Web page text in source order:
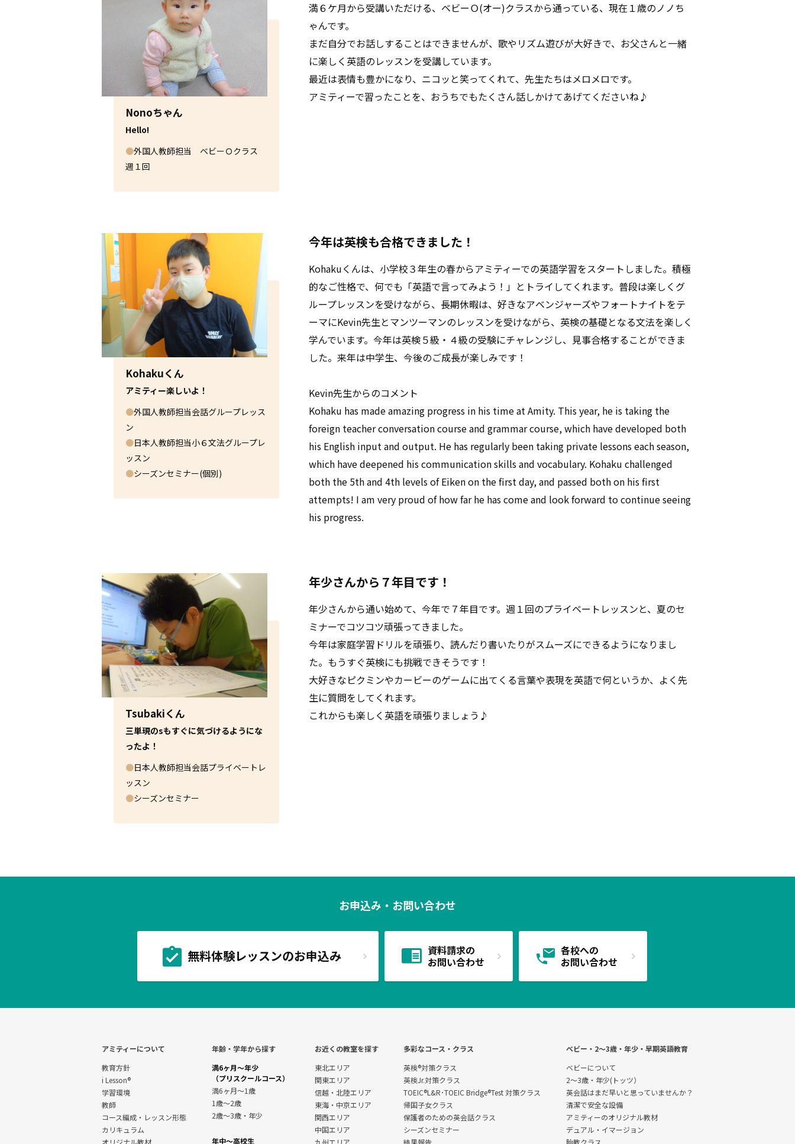
Nonoちゃん
Hello!
●外国人教師担当 ベビーＯクラス
週１回
満６ケ月から受講いただける、ベビーＯ(オー)クラスから通っている、現在１歳のノノち
ゃんです。
まだ自分でお話しすることはできませんが、歌やリズム遊びが大好きで、お父さんと一緒
に楽しく英語のレッスンを受講しています。
最近は表情も豊かになり、ニコッと笑ってくれて、先生たちはメロメロです。
アミティーで習ったことを、おうちでもたくさん話しかけてあげてくださいね♪
Kohakuくん
アミティー楽しいよ！
●外国人教師担当会話グループレッス
ン
●日本人教師担当小６文法グループレ
ッスン
●シーズンセミナー(個別)
今年は英検も合格できました！
Kohakuくんは、小学校３年生の春からアミティーでの英語学習をスタートしました。積極
的なご性格で、何でも「英語で言ってみよう！」とトライしてくれます。普段は楽しくグ
ループレッスンを受けながら、長期休暇は、好きなアベンジャーズやフォートナイトをテ
ーマにKevin先生とマンツーマンのレッスンを受けながら、英検の基礎となる文法を楽しく
学んでいます。今年は英検５級・４級の受験にチャレンジし、見事合格することができま
した。来年は中学生、今後のご成長が楽しみです！
Kevin先生からのコメント
Kohaku has made amazing progress in his time at Amity. This year, he is taking the
foreign teacher conversation course and grammar course, which have developed both
his English input and output. He has regularly been taking private lessons each season,
which have deepened his communication skills and vocabulary. Kohaku challenged
both the 5th and 4th levels of Eiken on the first day, and passed both on his first
attempts! I am very proud of how far he has come and look forward to continue seeing
his progress.
Tsubakiくん
三単現のsもすぐに気づけるようにな
ったよ！
●日本人教師担当会話プライベートレ
ッスン
●シーズンセミナー
年少さんから７年目です！
年少さんから通い始めて、今年で７年目です。週１回のプライベートレッスンと、夏のセ
ミナーでコツコツ頑張ってきました。
今年は家庭学習ドリルを頑張り、読んだり書いたりがスムーズにできるようになりまし
た。もうすぐ英検にも挑戦できそうです！
大好きなピクミンやカービーのゲームに出てくる言葉や表現を英語で何というか、よく先
生に質問をしてくれます。
これからも楽しく英語を頑張りましょう♪
お申込み・お問い合わせ
無料体験レッスンのお申込み
資料請求の
お問い合わせ
各校への
お問い合わせ
アミティーについて
教育方針
i Lesson®
学習環境
教師
コース編成・レッスン形態
カリキュラム
オリジナル教材
年齢・学年から探す
満6ヶ月～年少
（プリスクールコース）
満6ヶ月～1歳
1歳～2歳
2歳～3歳・年少
年中～高校生
お近くの教室を探す
東北エリア
関東エリア
信越・北陸エリア
東海・中京エリア
関西エリア
中国エリア
九州エリア
多彩なコース・クラス
英検®対策クラス
英検Jr.対策クラス
TOEIC®L&R･TOEIC Bridge®Test 対策クラス
帰国子女クラス
保護者のための英会話クラス
シーズンセミナー
結果報告
ベビー・2〜3歳・年少・早期英語教育
ベビーについて
2～3歳・年少(トッツ）
英会話はまだ早いと思っていませんか？
清潔で安全な設備
アミティーのオリジナル教材
デュアル・イマージョン
胎教クラス